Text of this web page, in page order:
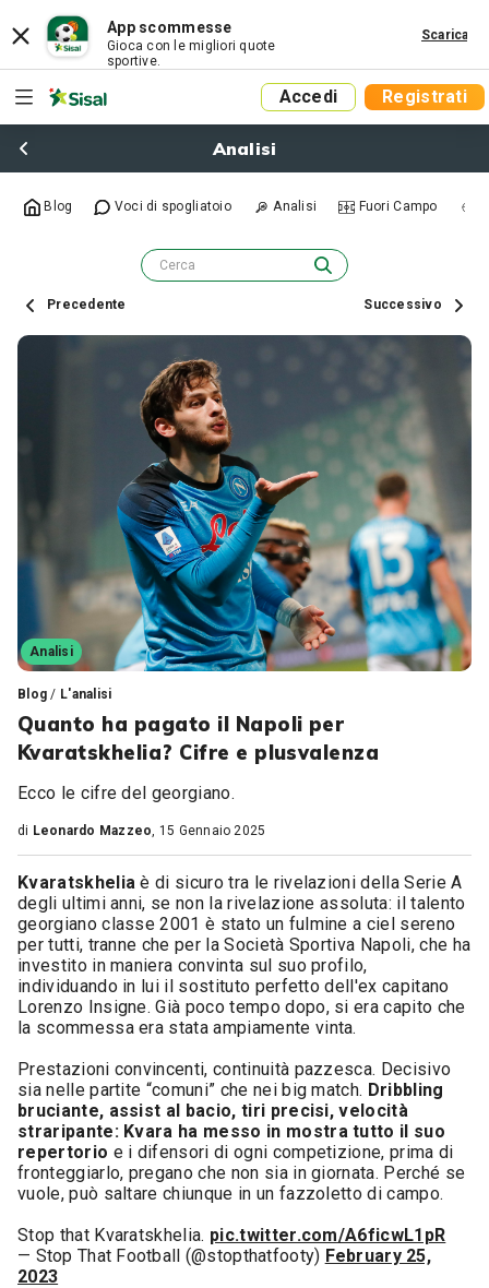
App scommesse
Gioca con le migliori quote
sportive.
Scarica
Accedi Registrati
Analisi
Blog Voci di spogliatoio Analisi Fuori Campo
Precedente Successivo
Analisi
Blog / L'analisi
Quanto ha pagato il Napoli per
Kvaratskhelia? Cifre e plusvalenza
Ecco le cifre del georgiano.
di Leonardo Mazzeo, 15 Gennaio 2025
Kvaratskheliaè di sicuro tra le rivelazioni della Serie A
degli ultimi anni, se non la rivelazione assoluta: il talento
georgiano classe 2001 è stato un fulmine a ciel sereno
per tutti, tranne che per la Società Sportiva Napoli, che ha
investito in maniera convinta sul suo profilo,
individuando in lui il sostituto perfetto dell'ex capitano
Lorenzo Insigne. Già poco tempo dopo, si era capito che
la scommessa era stata ampiamente vinta.
Prestazioni convincenti, continuità pazzesca. Decisivo
sia nelle partite “comuni” che nei big match. Dribbling
bruciante, assist al bacio, tiri precisi, velocità
straripante: Kvara ha messo in mostra tutto il suo
repertorio e i difensori di ogni competizione, prima di
fronteggiarlo, pregano che non sia in giornata. Perché se
vuole, può saltare chiunque in un fazzoletto di campo.
Stop that Kvaratskhelia. pic.twitter.com/A6ficwL1pR
— Stop That Football (@stopthatfooty) February 25,
2023